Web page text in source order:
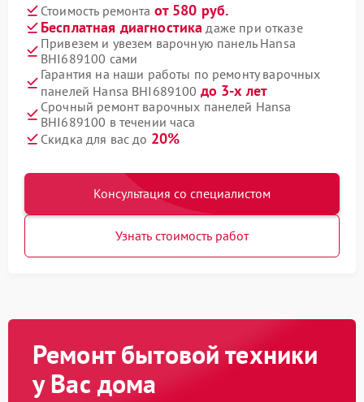
Стоимость ремонта от 580 руб.
Бесплатная диагностика даже при отказе
Привезем и увезем варочную панель Hansa
BHI689100 сами
Гарантия на наши работы по ремонту варочных
панелей Hansa BHI689100 до 3-х лет
Срочный ремонт варочных панелей Hansa
BHI689100 в течении часа
Скидка для вас до 20%
Консультация со специалистом
Узнать стоимость работ
Ремонт бытовой техники
у Вас дома